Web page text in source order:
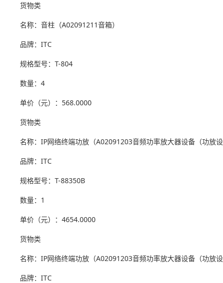
货物类
名称：音柱（A02091211音箱）
品牌：ITC
规格型号：T-804
数量：4
单价（元）：568.0000
货物类
名称：IP网络终端功放（A02091203音频功率放大器设备（功放
品牌：ITC
规格型号：T-88350B
数量：1
单价（元）：4654.0000
货物类
名称：IP网络终端功放（A02091203音频功率放大器设备（功放
品牌：ITC